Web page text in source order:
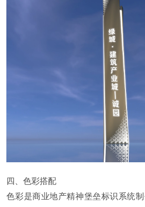
四、色彩搭配
色彩是商业地产精神堡垒标识系统